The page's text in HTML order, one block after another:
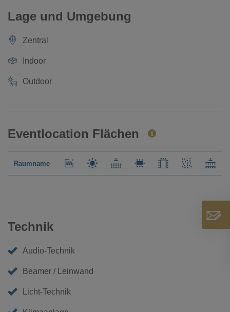
Lage und Umgebung
Zentral
Indoor
Outdoor
Eventlocation Flächen
Raumname
Technik
Audio-Technik
Beamer / Leinwand
Licht-Technik